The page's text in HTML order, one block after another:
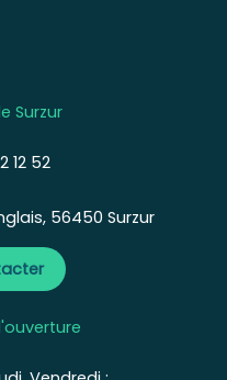
Surzur
12 52
56450 Surzur